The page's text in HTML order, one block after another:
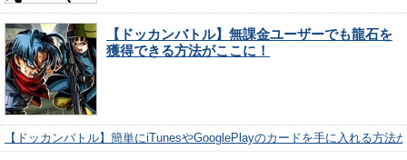
【ドッカンバトル】無課金ユーザーでも龍石を
獲得できる方法がここに！
【ドッカンバトル】簡単にiTunesやGooglePlayのカードを手に入れる方法